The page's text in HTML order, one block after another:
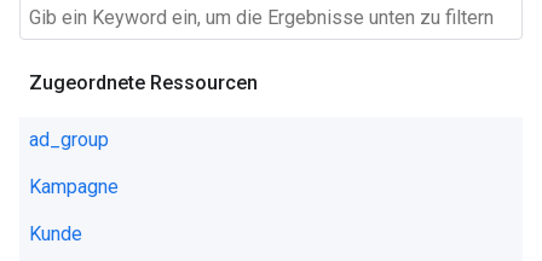
Zugeordnete Ressourcen
ad_group
Kampagne
Kunde